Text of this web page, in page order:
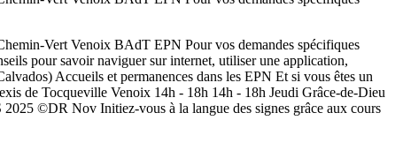
Vert Venoix BAdT EPN Pour vos demandes spécifiques
pour savoir naviguer sur internet, utiliser une application,
Accueils et permanences dans les EPN Et si vous êtes un
de Tocqueville Venoix 14h - 18h 14h - 18h Jeudi Grâce-de-Dieu
©DR Nov Initiez-vous à la langue des signes grâce aux cours